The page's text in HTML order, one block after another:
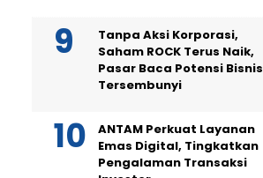
Tanpa Aksi Korporasi,
Saham ROCK Terus Naik,
Pasar Baca Potensi Bisnis
Tersembunyi
ANTAM Perkuat Layanan
Emas Digital, Tingkatkan
Pengalaman Transaksi